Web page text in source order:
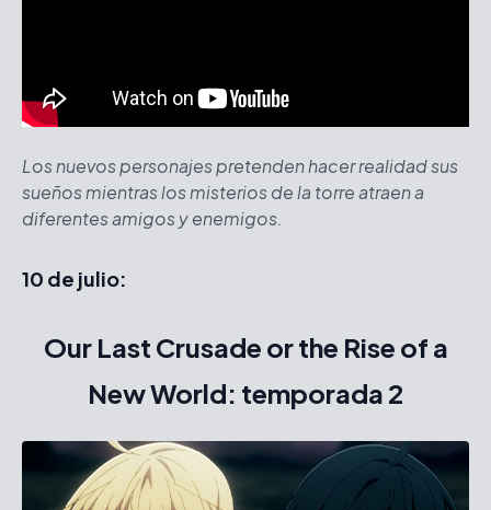
Los nuevos personajes pretenden hacer realidad sus
sueños mientras los misterios de la torre atraen a
diferentes amigos y enemigos.
10 de julio:
Our Last Crusade or the Rise of a
New World: temporada 2